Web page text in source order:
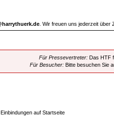
. Wir freuen uns jederzeit
Für Pressevertreter: Das HTF
Für Besucher: Bitte besuchen Sie
auf Startseite